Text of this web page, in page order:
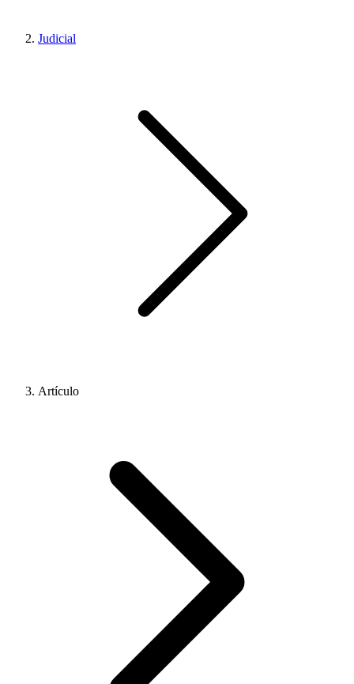
Judicial
Artículo